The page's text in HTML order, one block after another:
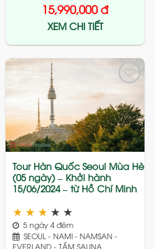
15,990,000đ
XEM CHI TIẾT
Add
to
wishlist
Tour Hàn Quốc Seoul Mùa Hè
(05 ngày) – Khởi hành
15/06/2024 – từ Hồ Chí Minh
★ ★ ★ ★ ★
5 ngày 4 đêm
SEOUL - NAMI - NAMSAN -
EVERLAND - TẮM SAUNA